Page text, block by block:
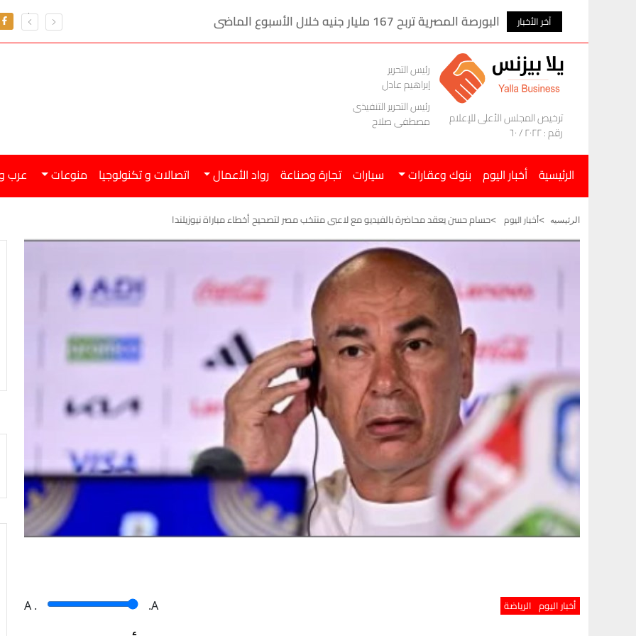
آخر الأخبار البورصة المصرية تربح 167 مليار جنيه خلال الأسبوع الماضى
ترخيص المجلس الأعلى للإعلام
رقم : ٢٠٢٢ / ٦٠
رئيس التحرير
إبراهيم عادل
رئيس التحرير التنفيذى
مصطفى صلاح
الرئيسية أخبار اليوم بنوك وعقارات سيارات تجارة وصناعة رواد الأعمال اتصالات و تكنولوجيا منوعات عرب
الرئيسيه أخبار اليوم حسام حسن يعقد محاضرة بالفيديو مع لاعبى منتخب مصر لتصحيح أخطاء مباراة نيوزيلندا
أخبار اليوم الرياضة A . .A